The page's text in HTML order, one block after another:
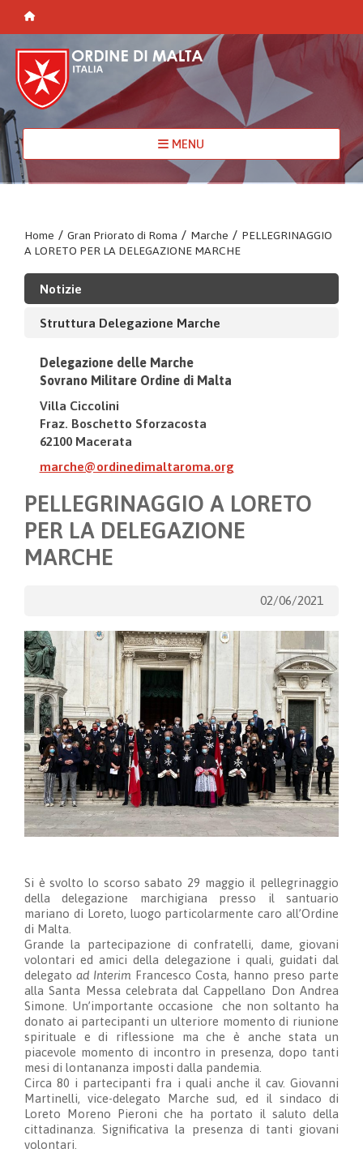
MENU
Home / Gran Priorato di Roma / Marche / PELLEGRINAGGIO
A LORETO PER LA DELEGAZIONE MARCHE
Notizie
Struttura Delegazione Marche
Delegazione delle Marche
Sovrano Militare Ordine di Malta
Villa Ciccolini
Fraz. Boschetto Sforzacosta
62100 Macerata
marche@ordinedimaltaroma.org
PELLEGRINAGGIO A LORETO
PER LA DELEGAZIONE
MARCHE
02/06/2021
Si è svolto lo scorso sabato 29 maggio il pellegrinaggio
della delegazione marchigiana presso il santuario
mariano di Loreto, luogo particolarmente caro all’Ordine
di Malta.
Grande la partecipazione di confratelli, dame, giovani
volontari ed amici della delegazione i quali, guidati dal
delegato ad Interim Francesco Costa, hanno preso parte
alla Santa Messa celebrata dal Cappellano Don Andrea
Simone. Un’importante occasione che non soltanto ha
donato ai partecipanti un ulteriore momento di riunione
spirituale e di riflessione ma che è anche stata un
piacevole momento di incontro in presenza, dopo tanti
mesi di lontananza imposti dalla pandemia.
Circa 80 i partecipanti fra i quali anche il cav. Giovanni
Martinelli, vice-delegato Marche sud, ed il sindaco di
Loreto Moreno Pieroni che ha portato il saluto della
cittadinanza. Significativa la presenza di tanti giovani
volontari.